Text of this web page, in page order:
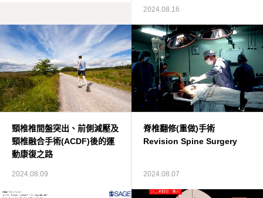
2024.08.16
頸椎椎間盤突出、前側減壓及
頸椎融合手術(ACDF)後的運
動康復之路
2024.08.09
脊椎翻修(重做)手術
Revision Spine Surgery
2024.08.07